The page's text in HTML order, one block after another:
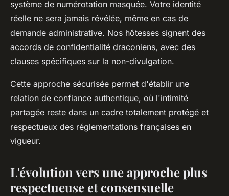
système de numérotation masquée. Votre identité
réelle ne sera jamais révélée, même en cas de
demande administrative. Nos hôtesses signent des
accords de confidentialité draconiens, avec des
clauses spécifiques sur la non-divulgation.
Cette approche sécurisée permet d'établir une
relation de confiance authentique, où l'intimité
partagée reste dans un cadre totalement protégé et
respectueux des réglementations françaises en
vigueur.
L'évolution vers une approche plus
respectueuse et consensuelle